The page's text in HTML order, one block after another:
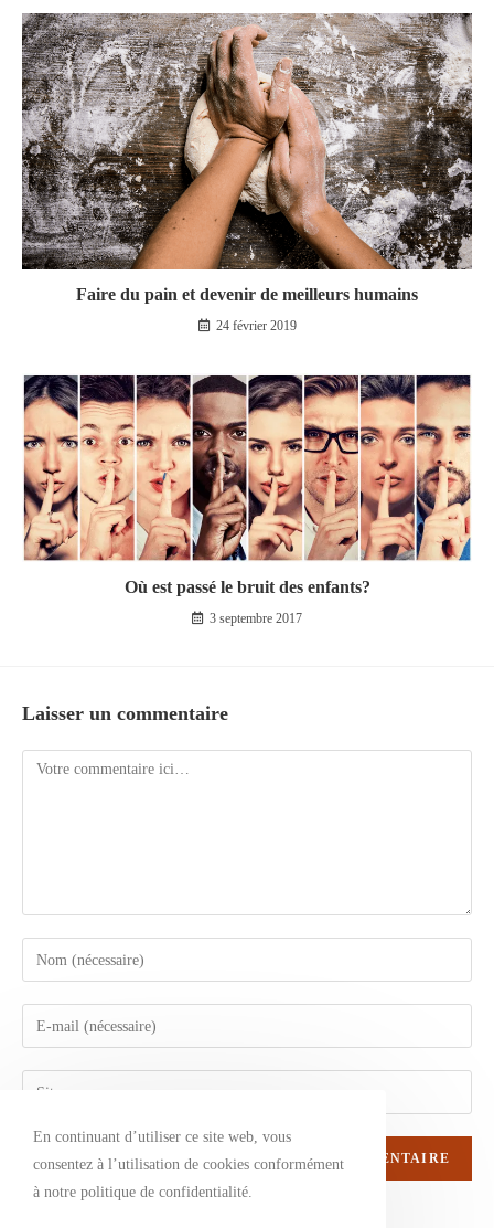
Faire du pain et devenir de meilleurs humains
24 février 2019
Où est passé le bruit des enfants?
3 septembre 2017
Laisser un commentaire
Comment
Enter
your
name
to
Enter
your
email
Enter
website
URL
(optional)
En continuant d’utiliser ce site web, vous
consentez à l’utilisation de cookies conformément
à notre politique de confidentialité.